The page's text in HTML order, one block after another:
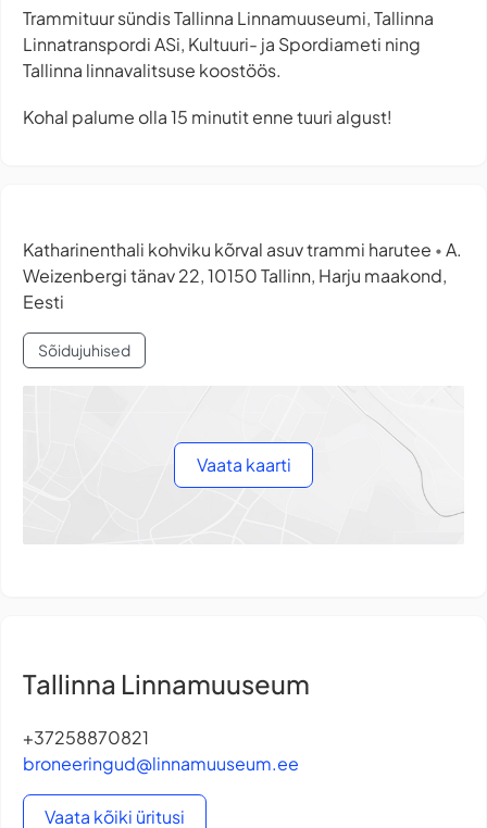
Trammituur sündis Tallinna Linnamuuseumi, Tallinna
Linnatranspordi ASi, Kultuuri- ja Spordiameti ning
Tallinna linnavalitsuse koostöös.
Kohal palume olla 15 minutit enne tuuri algust!
Katharinenthali kohviku kõrval asuv trammi harutee • A.
Weizenbergi tänav 22, 10150 Tallinn, Harju maakond,
Eesti
Sõidujuhised
Vaata kaarti
Tallinna Linnamuuseum
+37258870821
broneeringud@linnamuuseum.ee
Vaata kõiki üritusi